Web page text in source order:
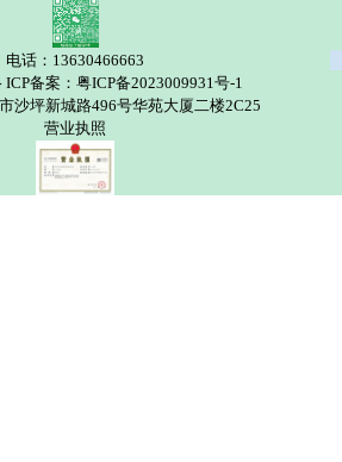
电话：13630466663
备案：粤ICP备2023009931号-1
沙坪新城路496号华苑大厦二楼2C25
营业执照